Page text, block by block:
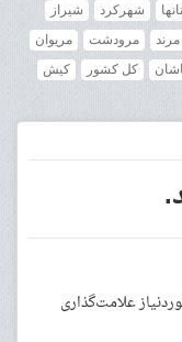
شهرکرد
شیراز
مرند مرودشت
مریوان
کل کشور
کیش
علامت‌گذاری